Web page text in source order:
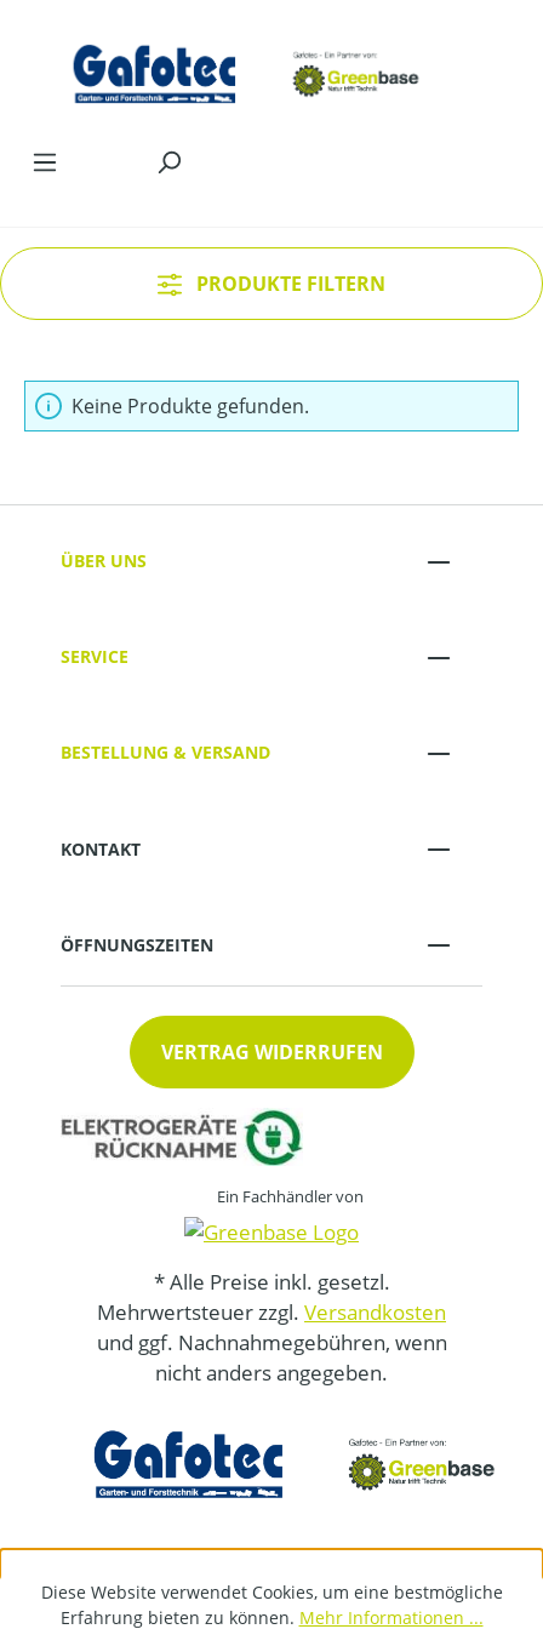
PRODUKTE FILTERN
Keine Produkte gefunden.
ÜBER UNS
SERVICE
BESTELLUNG & VERSAND
KONTAKT
ÖFFNUNGSZEITEN
VERTRAG WIDERRUFEN
Ein Fachhändler von
* Alle Preise inkl. gesetzl.
Mehrwertsteuer zzgl. Versandkosten
und ggf. Nachnahmegebühren, wenn
nicht anders angegeben.
Diese Website verwendet Cookies, um eine bestmögliche
Erfahrung bieten zu können. Mehr Informationen ...